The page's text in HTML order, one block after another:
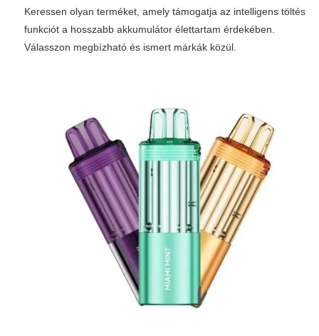
Keressen olyan terméket, amely támogatja az intelligens töltés
funkciót a hosszabb akkumulátor élettartam érdekében.
Válasszon megbízható és ismert márkák közül.